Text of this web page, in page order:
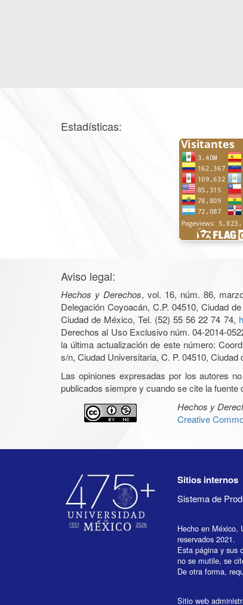
Estadísticas:
Aviso legal:
Hechos y Derechos, vol. 16, núm. 86,
Delegación Coyoacán, C.P. 04510, Ciudad
Ciudad de México, Tel. (52) 55 56 22 74 74,
Derechos al Uso Exclusivo núm. 04-2014-
la última actualización de este número:
s/n, Ciudad Universitaria, C. P. 04510,
Las opiniones expresadas por los autores
publicados siempre y cuando se cite la
Hechos y
Creative
Sitios internos
Sistema de
Hecho en México,
reservados 2021.
Esta página y sus
no se mutile, se
De otra forma,
Sitio web